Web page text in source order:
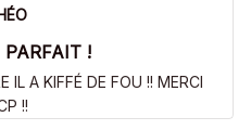
!
IL A KIFFÉ DE FOU !! MERCI
!!